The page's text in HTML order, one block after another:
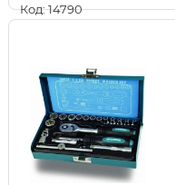
Код: 14790